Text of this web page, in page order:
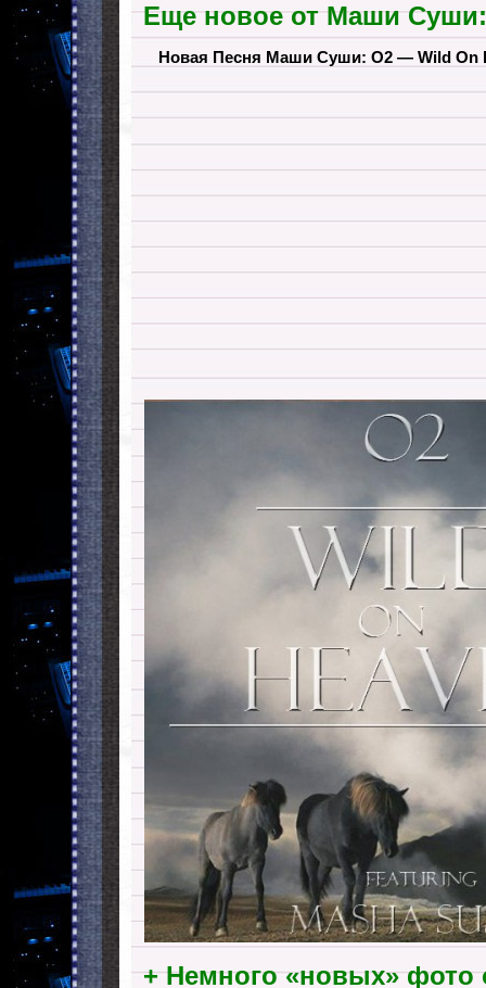
Еще новое от Маши Cуши:
Новая Песня Маши Суши: O2 — Wild On
+ Немного «новых»